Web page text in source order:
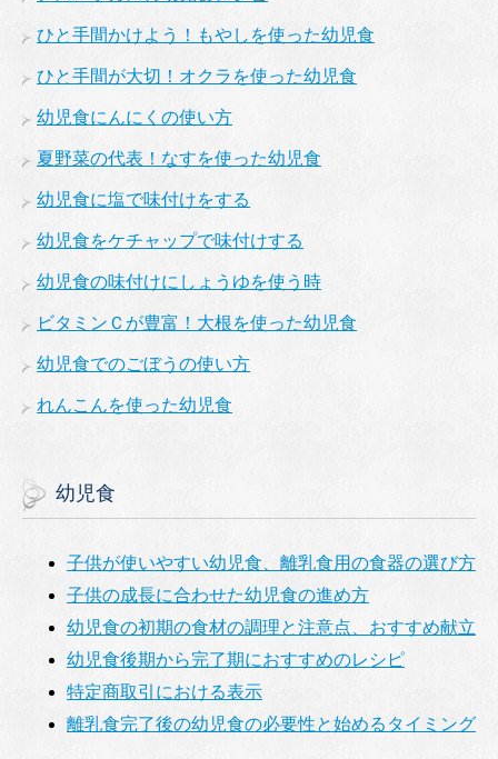
ひと手間かけよう！もやしを使った幼児食
ひと手間が大切！オクラを使った幼児食
幼児食にんにくの使い方
夏野菜の代表！なすを使った幼児食
幼児食に塩で味付けをする
幼児食をケチャップで味付けする
幼児食の味付けにしょうゆを使う時
ビタミンＣが豊富！大根を使った幼児食
幼児食でのごぼうの使い方
れんこんを使った幼児食
幼児食
子供が使いやすい幼児食、離乳食用の食器の選び方
子供の成長に合わせた幼児食の進め方
幼児食の初期の食材の調理と注意点、おすすめ献立
幼児食後期から完了期におすすめのレシピ
特定商取引における表示
離乳食完了後の幼児食の必要性と始めるタイミング